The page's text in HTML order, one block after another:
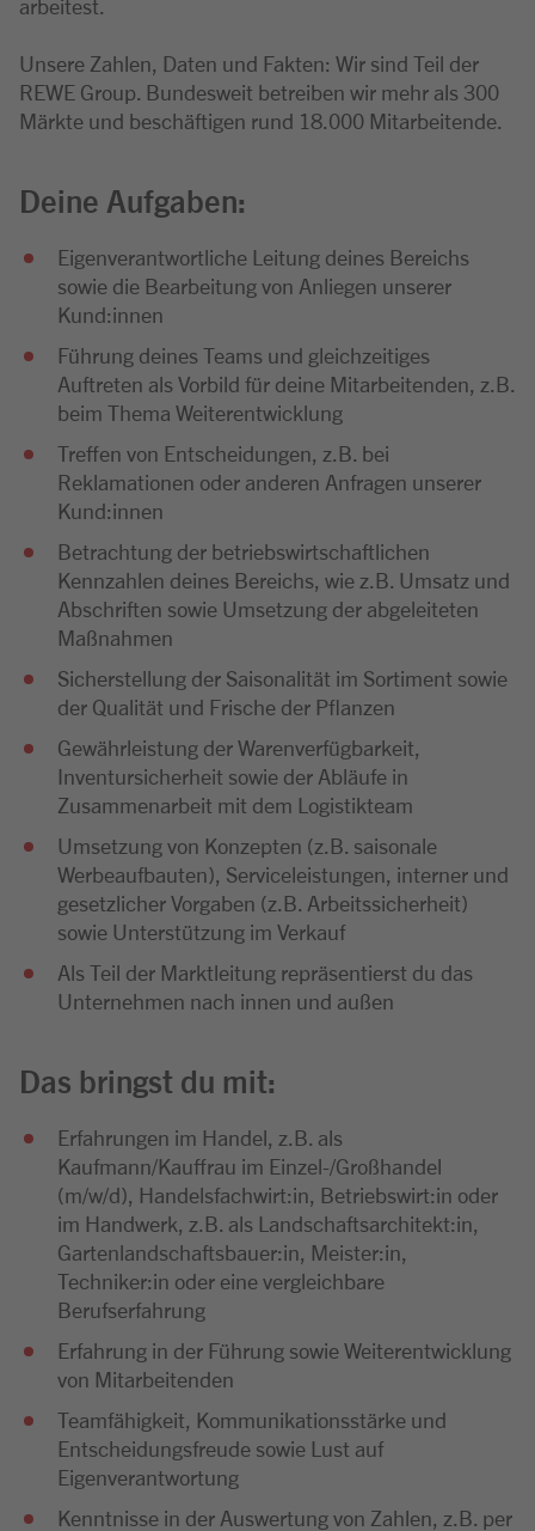
Unsere Zahlen, Daten und Fakten: Wir sind Teil der
REWE Group. Bundesweit betreiben wir mehr als 300
Märkte und beschäftigen rund 18.000 Mitarbeitende.
Deine Aufgaben:
Eigenverantwortliche Leitung deines Bereichs
sowie die Bearbeitung von Anliegen unserer
Kund:innen
Führung deines Teams und gleichzeitiges
Auftreten als Vorbild für deine Mitarbeitenden, z.B.
beim Thema Weiterentwicklung
Treffen von Entscheidungen, z.B. bei
Reklamationen oder anderen Anfragen unserer
Kund:innen
Betrachtung der betriebswirtschaftlichen
Kennzahlen deines Bereichs, wie z.B. Umsatz und
Abschriften sowie Umsetzung der abgeleiteten
Maßnahmen
Sicherstellung der Saisonalität im Sortiment sowie
der Qualität und Frische der Pflanzen
Gewährleistung der Warenverfügbarkeit,
Inventursicherheit sowie der Abläufe in
Zusammenarbeit mit dem Logistikteam
Umsetzung von Konzepten (z.B. saisonale
Werbeaufbauten), Serviceleistungen, interner und
gesetzlicher Vorgaben (z.B. Arbeitssicherheit)
sowie Unterstützung im Verkauf
Als Teil der Marktleitung repräsentierst du das
Unternehmen nach innen und außen
Das bringst du mit:
Erfahrungen im Handel, z.B. als
Kaufmann/Kauffrau im Einzel-/Großhandel
(m/w/d), Handelsfachwirt:in, Betriebswirt:in oder
im Handwerk, z.B. als Landschaftsarchitekt:in,
Gartenlandschaftsbauer:in, Meister:in,
Techniker:in oder eine vergleichbare
Berufserfahrung
Erfahrung in der Führung sowie Weiterentwicklung
von Mitarbeitenden
Teamfähigkeit, Kommunikationsstärke und
Entscheidungsfreude sowie Lust auf
Eigenverantwortung
Kenntnisse in der Auswertung von Zahlen, z.B. per